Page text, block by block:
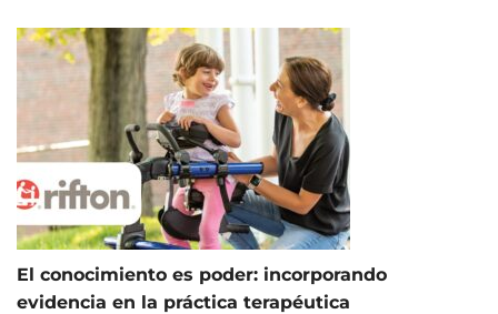
El conocimiento es poder: incorporando
evidencia en la práctica terapéutica